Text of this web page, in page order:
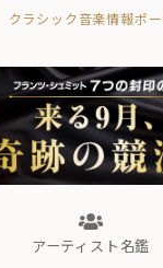
クラシック音楽情報ポ
アーティスト名鑑
ぶらあぼブラス！